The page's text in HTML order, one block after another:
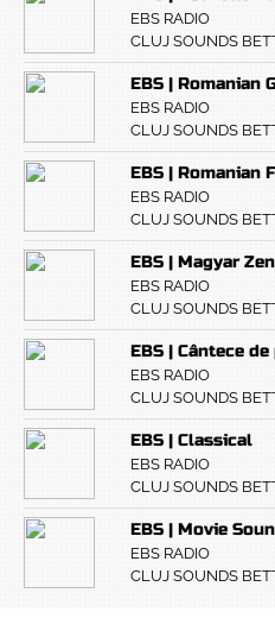
EBS RADIO
CLUJ SOUNDS
EBS | Romanian
EBS RADIO
CLUJ SOUNDS
EBS | Romanian
EBS RADIO
CLUJ SOUNDS
EBS | Magyar
EBS RADIO
CLUJ SOUNDS
EBS | Cântece
EBS RADIO
CLUJ SOUNDS
EBS | Classical
EBS RADIO
CLUJ SOUNDS
EBS | Movie
EBS RADIO
CLUJ SOUNDS